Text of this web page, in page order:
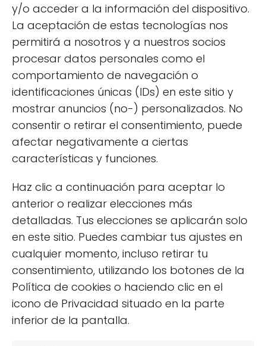
y/o acceder a la información del dispositivo.
La aceptación de estas tecnologías nos
permitirá a nosotros y a nuestros socios
procesar datos personales como el
comportamiento de navegación o
identificaciones únicas (IDs) en este sitio y
mostrar anuncios (no-) personalizados. No
consentir o retirar el consentimiento, puede
afectar negativamente a ciertas
características y funciones.
Haz clic a continuación para aceptar lo
anterior o realizar elecciones más
detalladas. Tus elecciones se aplicarán solo
en este sitio. Puedes cambiar tus ajustes en
cualquier momento, incluso retirar tu
consentimiento, utilizando los botones de la
Política de cookies o haciendo clic en el
icono de Privacidad situado en la parte
inferior de la pantalla.
Productos para bebés y
niños
5 artículos